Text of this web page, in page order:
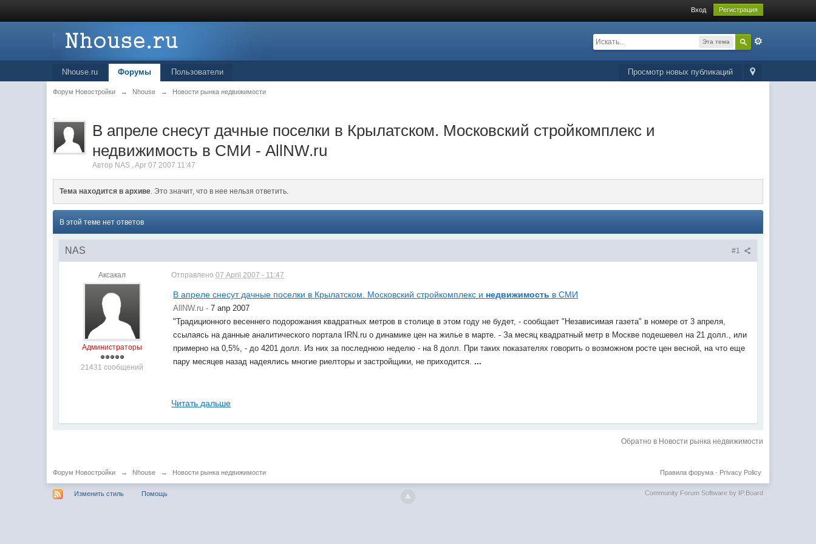
Вход Регистрация
Эта тема
Просмотр новых публикаций
Nhouse.ru Форумы Пользователи
Форум Новостройки → Nhouse → Новости рынка недвижимости
.
В апреле снесут дачные поселки в Крылатском. Московский стройкомплекс и
недвижимость в СМИ - AllNW.ru
Автор NAS ,Apr 07 2007 11:47
Тема находится в архиве. Это значит, что в нее нельзя ответить.
В этой теме нет ответов
#1
NAS
Аксакал
Администраторы
21431 сообщений
Отправлено07 April 2007 - 11:47
В апреле снесут дачные поселки в Крылатском. Московский стройкомплекс и недвижимость в СМИ
AllNW.ru - 7 апр 2007
"Традиционного весеннего подорожания квадратных метров в столице в этом году не будет, - сообщает "Независимая газета" в номере от 3 апреля,
ссылаясь на данные аналитического портала IRN.ru о динамике цен на жилье в марте. - За месяц квадратный метр в Москве подешевел на 21 долл., или
примерно на 0,5%, - до 4201 долл. Из них за последнюю неделю - на 8 долл. При таких показателях говорить о возможном росте цен весной, на что еще
пару месяцев назад надеялись многие риелторы и застройщики, не приходится....
Читать дальше
Обратно в Новости рынка недвижимости
Форум Новостройки → Nhouse → Новости рынка недвижимости Privacy Policy
Правила форума·
Изменить стиль Помощь Community Forum Software by IP.Board